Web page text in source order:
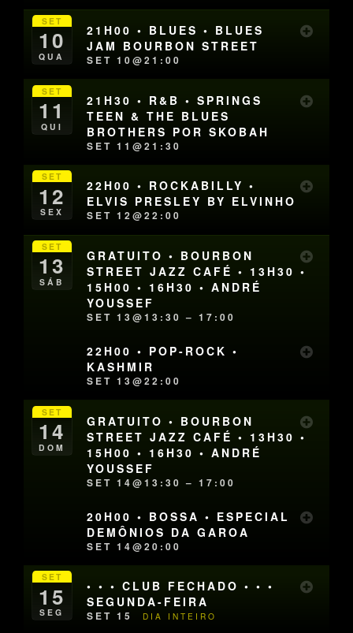
SET
10
QUA
21H00 • BLUES • BLUES
JAM BOURBON STREET
SET 10@21:00
SET
11
QUI
21H30 • R&B • SPRINGS
TEEN & THE BLUES
BROTHERS POR SKOBAH
SET 11@21:30
SET
12
SEX
22H00 • ROCKABILLY •
ELVIS PRESLEY BY ELVINHO
SET 12@22:00
SET
13
SÁB
GRATUITO • BOURBON
STREET JAZZ CAFÉ • 13H30 •
15H00 • 16H30 • ANDRÉ
YOUSSEF
SET 13@13:30 – 17:00
22H00 • POP-ROCK •
KASHMIR
SET 13@22:00
SET
14
DOM
GRATUITO • BOURBON
STREET JAZZ CAFÉ • 13H30 •
15H00 • 16H30 • ANDRÉ
YOUSSEF
SET 14@13:30 – 17:00
20H00 • BOSSA • ESPECIAL
DEMÔNIOS DA GAROA
SET 14@20:00
SET
15
SEG
• • • CLUB FECHADO • • •
SEGUNDA-FEIRA
SET 15 DIA INTEIRO